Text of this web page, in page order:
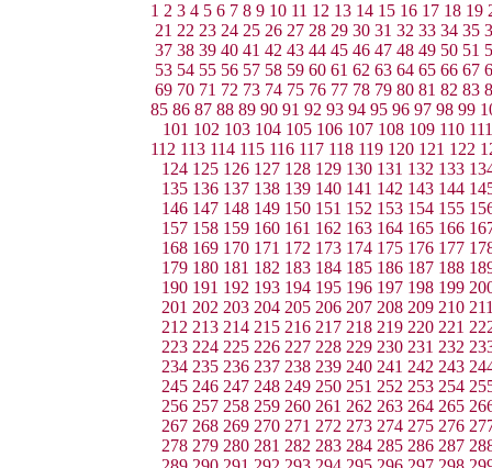
1 2 3 4 5 6 7 8 9 10 11 12 13 14 15 16 17 18 19
21 22 23 24 25 26 27 28 29 30 31 32 33 34 35
37 38 39 40 41 42 43 44 45 46 47 48 49 50 51
53 54 55 56 57 58 59 60 61 62 63 64 65 66 67
69 70 71 72 73 74 75 76 77 78 79 80 81 82 83
85 86 87 88 89 90 91 92 93 94 95 96 97 98 99
101 102 103 104 105 106 107 108 109 110 111
112 113 114 115 116 117 118 119 120 121 122
124 125 126 127 128 129 130 131 132 133
135 136 137 138 139 140 141 142 143 144
146 147 148 149 150 151 152 153 154 155
157 158 159 160 161 162 163 164 165 166
168 169 170 171 172 173 174 175 176 177
179 180 181 182 183 184 185 186 187 188
190 191 192 193 194 195 196 197 198 199
201 202 203 204 205 206 207 208 209 210
212 213 214 215 216 217 218 219 220 221
223 224 225 226 227 228 229 230 231 232
234 235 236 237 238 239 240 241 242 243
245 246 247 248 249 250 251 252 253 254
256 257 258 259 260 261 262 263 264 265
267 268 269 270 271 272 273 274 275 276
278 279 280 281 282 283 284 285 286 287